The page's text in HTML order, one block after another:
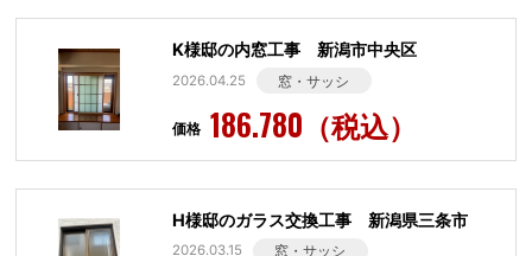
K様邸の内窓工事 新潟市中央区
2026.04.25 窓・サッシ
価格 186.780（税込）
H様邸のガラス交換工事 新潟県三条市
2026.03.15 窓・サッシ